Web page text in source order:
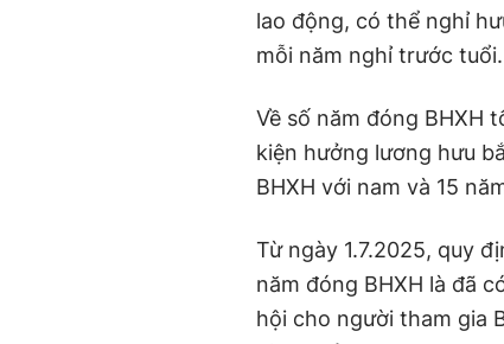
lao động, có thể nghỉ
mỗi năm nghỉ trước tuổi.
Về số năm đóng BHXH
kiện hưởng lương hưu
BHXH với nam và 15
Từ ngày 1.7.2025, quy
năm đóng BHXH là đã
hội cho người tham gia